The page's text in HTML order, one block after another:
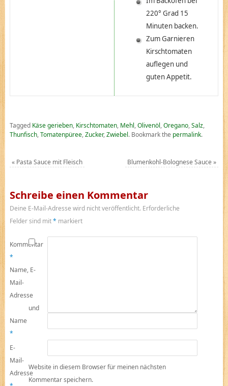
220° Grad 15
Minuten backen.
Zum Garnieren
Kirschtomaten
auflegen und
guten Appetit.
Tagged Käse gerieben, Kirschtomaten, Mehl,Olivenöl,Oregano,Salz,
Thunfisch,Tomatenpüree,Zucker,Zwiebel.Bookmark the permalink.
«Pasta Sauce mit Fleisch Blumenkohl-Bolognese Sauce»
Schreibe einen Kommentar
Deine E-Mail-Adresse wird nicht veröffentlicht. Erforderliche
Felder sind mit* markiert
Kommentar
*
Name
*
E-
Mail-
Adresse
Name, E-
Mail-
Adresse
und
Website in diesem Browser für meinen nächsten
Kommentar speichern.